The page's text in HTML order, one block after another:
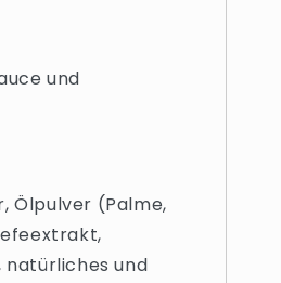
und
Ölpulver (Palme,
natürliches und